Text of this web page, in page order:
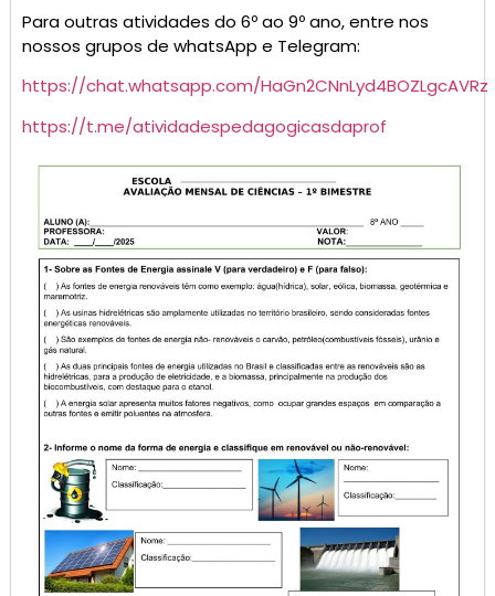
Para outras atividades do 6º ao 9º ano, entre nos
nossos grupos de whatsApp e Telegram:
https://chat.whatsapp.com/HaGn2CNnLyd4BOZLgcAVRz
https://t.me/atividadespedagogicasdaprof